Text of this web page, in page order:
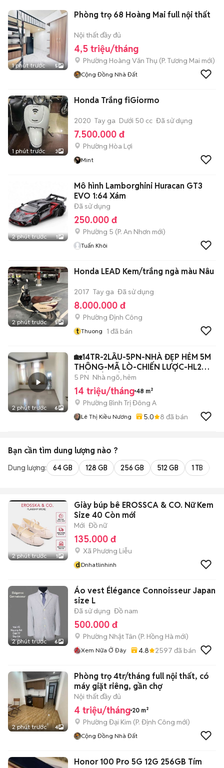
1 phút trước 5
Phòng trọ 68 Hoàng Mai full nội thất
Nội thất đầy đủ
4,5 triệu/tháng
Phường Hoàng Văn Thụ (P. Tương Mai mới)
Cộng Đồng Nhà Đất
1 phút trước 3
Honda Trắng fiGiormo
2020 Tay ga Dưới 50 cc Đã sử dụng
7.500.000 đ
Phường Hòa Lợi
Mint
2 phút trước 1
Mô hình Lamborghini Huracan GT3
EVO 1:64 Xám
Đã sử dụng
250.000 đ
Phường 5 (P. An Nhơn mới)
Tuấn Khôi
2 phút trước 5
Honda LEAD Kem/trắng ngà màu Nâu
2017 Tay ga Đã sử dụng
8.000.000 đ
Phường Định Công
t Thuong 1 đã bán
2 phút trước 6
🏡14TR-2LẦU-5PN-NHÀ ĐẸP HẺM 5M
THÔNG-MÃ LÒ-CHIẾN LƯỢC-HL2
GIÁP TÊN LỬA
5 PN Nhà ngõ, hẻm
14 triệu/tháng 48 m²
Phường Bình Trị Đông A
Lê Thị Kiều Nương 5.0 8 đã bán
Bạn cần tìm dung lượng nào ?
Dung lượng: 64 GB 128 GB 256 GB 512 GB 1 TB
2 phút trước 1
Giày búp bê EROSSCA & CO. Nữ Kem
Size 40 Còn mới
Mới Đồ nữ
135.000 đ
Xã Phương Liễu
dDnhatlinhinh
2 phút trước 6
Áo vest Élégance Connoisseur Japan
size L
Đã sử dụng Đồ nam
500.000 đ
Phường Nhật Tân (P. Hồng Hà mới)
Xem Nữa Ở Đây 4.8 2597 đã bán
2 phút trước 4
Phòng trọ 4tr/tháng full nội thất, có
máy giặt riêng, gần chợ
Nội thất đầy đủ
4 triệu/tháng 20 m²
Phường Đại Kim (P. Định Công mới)
Cộng Đồng Nhà Đất
Honor 100 Pro 5G 12G 256GB Tím